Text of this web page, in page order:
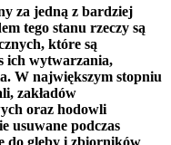
za jedną z bardziej
tego stanu rzeczy są
które są
ich wytwarzania,
W największym stopniu
zakładów
oraz hodowli
usuwane podczas
do gleby i zbiorników